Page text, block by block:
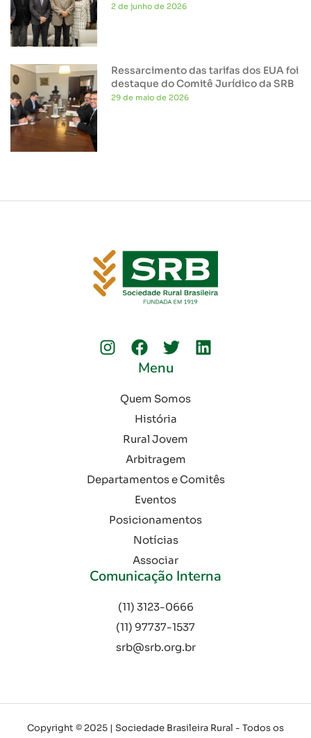
2 de junho de 2026
Ressarcimento das tarifas dos EUA foi
destaque do Comitê Jurídico da SRB
29 de maio de 2026
Menu
Quem Somos
História
Rural Jovem
Arbitragem
Departamentos e Comitês
Eventos
Posicionamentos
Notícias
Associar
Comunicação Interna
(11) 3123-0666
(11) 97737-1537
srb@srb.org.br
Copyright © 2025 | Sociedade Brasileira Rural - Todos os